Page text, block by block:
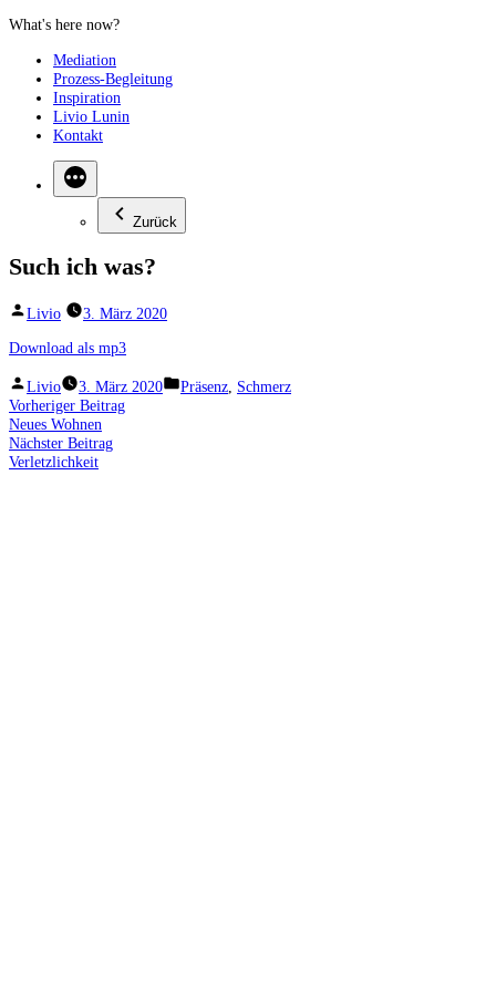
Zum
springenMediation
Prozess-Begleitung
Inspiration
Livio Lunin
Kontakt
Zurück
Such ich was?
Veröffentlicht
Livio
3. März 2020
Download als mp3
Veröffentlicht
von
Livio 3. März 2020
Veröffentlicht
Präsenz Schmerz
Beitragsnavigation
Vorheriger BeitragVorheriger
Neues Wohnen
Nächster BeitragNächster
Verletzlichkeit